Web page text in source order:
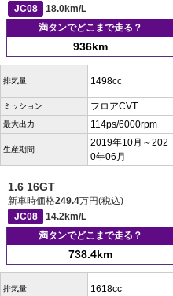
JC08
18.0km/L
満タンでどこまで走る？
936km
排気量 1498cc
ミッション フロアCVT
最大出力 114ps/6000rpm
生産期間
2019年10月～202
0年06月
1.6 16GT
新車時価格249.4万円(税込)
JC08
14.2km/L
満タンでどこまで走る？
738.4km
排気量 1618cc